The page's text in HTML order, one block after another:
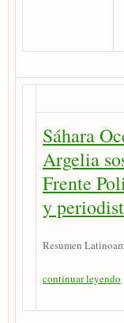
Sáhara
Argelia
Frente
y
Resumen
continuar leyendo